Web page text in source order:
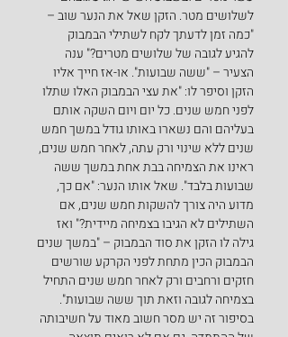
לשלושים מטר. הזקן שאל את הנער שוב –
"כמה זמן לדעתך לקח לשתילי הבמבוק
להגיע לגובה של שלושים מטרים?" ענה
הצעיר – "ששה שבועות". או-אז חייך אליו
הזקן וסיפר לו: "את עצי הבמבוק האלו שתלו
לפני חמש שנים. כל יום ויום השקה אותם
בעליהם והם נשארו באותו גודל במשך חמש
שנים ללא שינוי ורק עתה, לאחר חמש שנים,
ראינו את הצמיחה בבת אחת במשך ששה
שבועות בלבד". שאל אותו הנער: "אם כך,
מדוע היה צורך להשקות חמש שנים, אם
השתילים לא הגיבו בצמיחה מיידית?" ואז
גילה לו הזקן את סוד הבמבוק – "במשך שנים
הבמבוק הכין מתחת לפני הקרקע שורשים
חזקים ורחבים ורק לאחר חמש שנים התחיל
בצמיחה לגובה וזאת תוך ששה שבועות".
בסיפור זה יש מסר חשוב מאוד על חשיבותה